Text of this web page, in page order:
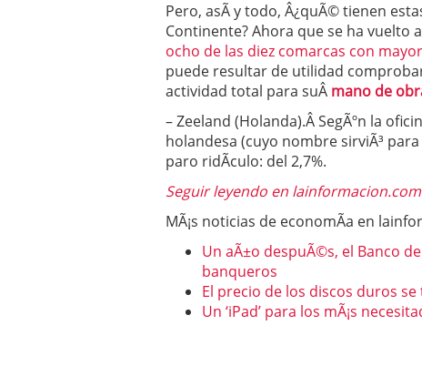
Pero, asÃ­ y todo, Â¿quÃ© tienen
Continente? Ahora que se ha vuelto
ocho de las diez comarcas con
puede resultar de utilidad
actividad total para suÂ mano de
– Zeeland (Holanda).Â SegÃºn la
holandesa (cuyo nombre sirviÃ³
paro ridÃ­culo: del 2,7%.
Seguir leyendo en
MÃ¡s noticias de economÃ­a en
Un aÃ±o despuÃ©s, el Banco
banqueros
El precio de los discos duros
Un ‘iPad’ para los mÃ¡s